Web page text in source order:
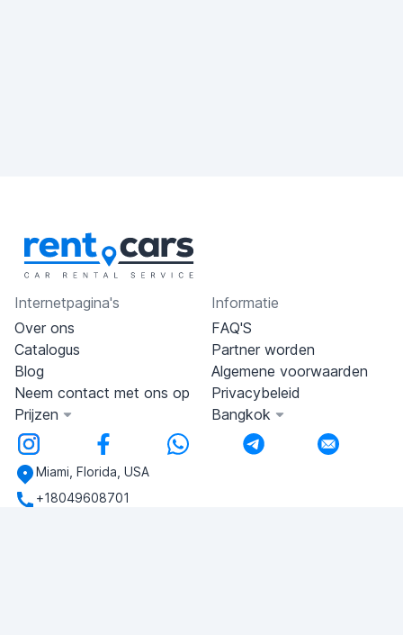
Internetpagina's
Over ons
Catalogus
Blog
Neem contact met ons op
Prijzen
Informatie
FAQ'S
Partner worden
Algemene voorwaarden
Privacybeleid
Bangkok
Miami, Florida, USA
+18049608701